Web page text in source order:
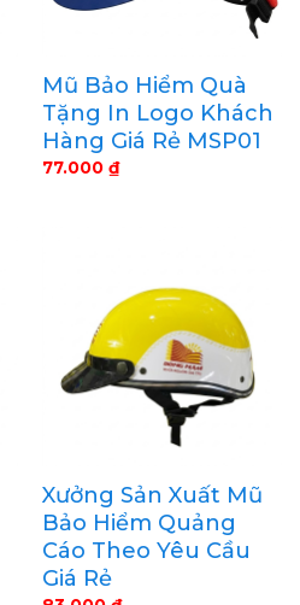
Mũ Bảo Hiểm Quà
Tặng In Logo Khách
Hàng Giá Rẻ MSP01
77.000 ₫
Xưởng Sản Xuất Mũ
Bảo Hiểm Quảng
Cáo Theo Yêu Cầu
Giá Rẻ